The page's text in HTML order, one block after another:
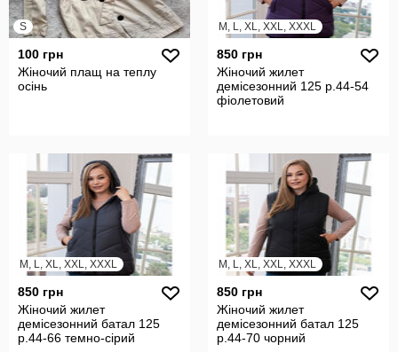
S
100 грн
Жіночий плащ на теплу
осінь
M, L, XL, XXL, XXXL
850 грн
Жіночий жилет
демісезонний 125 р.44-54
фіолетовий
M, L, XL, XXL, XXXL
850 грн
Жіночий жилет
демісезонний батал 125
р.44-66 темно-сірий
M, L, XL, XXL, XXXL
850 грн
Жіночий жилет
демісезонний батал 125
р.44-70 чорний